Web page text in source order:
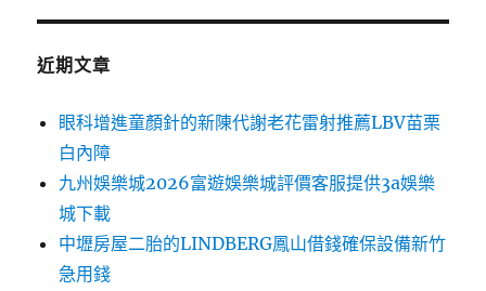
近期文章
眼科增進童顏針的新陳代謝老花雷射推薦LBV苗栗
白內障
九州娛樂城2026富遊娛樂城評價客服提供3a娛樂
城下載
中壢房屋二胎的LINDBERG鳳山借錢確保設備新竹
急用錢